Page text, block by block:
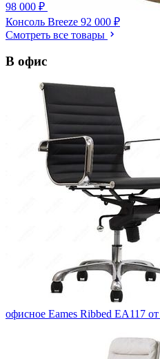
98 000 ₽
Консоль Breeze 92 000 ₽
Смотреть все товары
В офис
офисное Eames Ribbed EA117